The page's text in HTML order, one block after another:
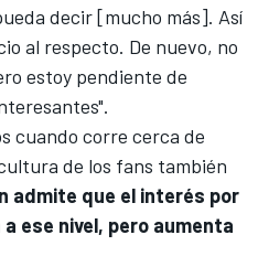
decir [mucho más]. Así
al respecto. De nuevo, no
estoy pendiente de
cuando corre cerca de
de los fans también
admite que el interés por
ese nivel, pero aumenta